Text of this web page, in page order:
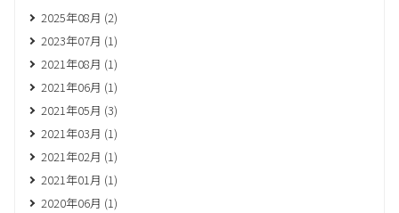
2025年08月 (2)
2023年07月 (1)
2021年08月 (1)
2021年06月 (1)
2021年05月 (3)
2021年03月 (1)
2021年02月 (1)
2021年01月 (1)
2020年06月 (1)